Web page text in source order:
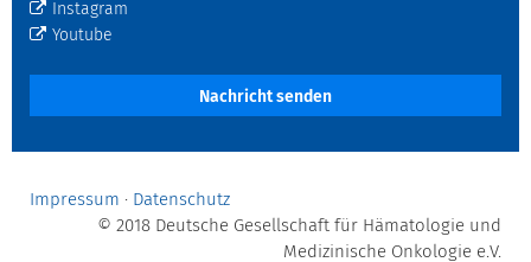
Instagram
Youtube
Nachricht senden
Impressum · Datenschutz
© 2018 Deutsche Gesellschaft für Hämatologie und
Medizinische Onkologie e.V.